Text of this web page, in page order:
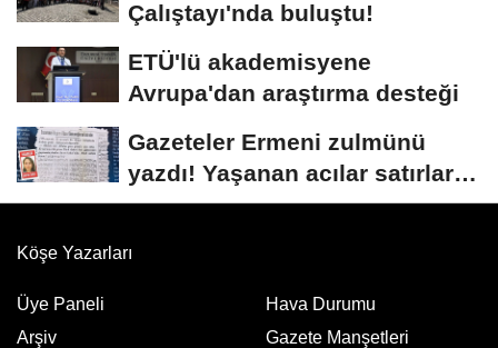
Çalıştayı'nda buluştu!
ETÜ'lü akademisyene
Avrupa'dan araştırma desteği
Gazeteler Ermeni zulmünü
yazdı! Yaşanan acılar satırlara
böyle...
Köşe Yazarları
Üye Paneli
Arşiv
Hava Durumu
Gazete Manşetleri